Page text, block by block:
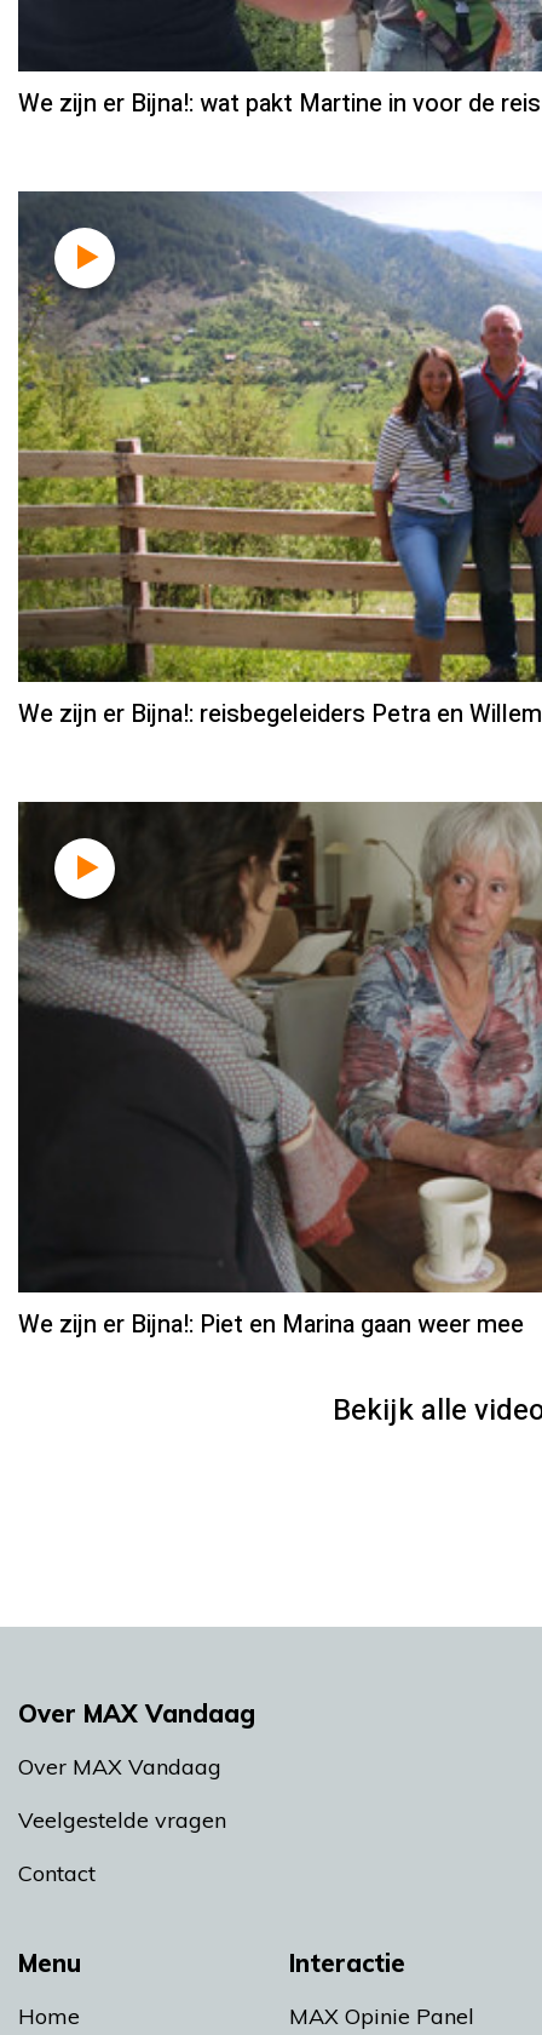
We zijn er Bijna!: wat pakt Martine in voor de
We zijn er Bijna!: reisbegeleiders Petra en
We zijn er Bijna!: Piet en Marina gaan weer mee
Bekijk alle
Menu
Home
Interactie
MAX Opinie Panel
Over MAX Vandaag
Over MAX Vandaag
Veelgestelde vragen
Contact